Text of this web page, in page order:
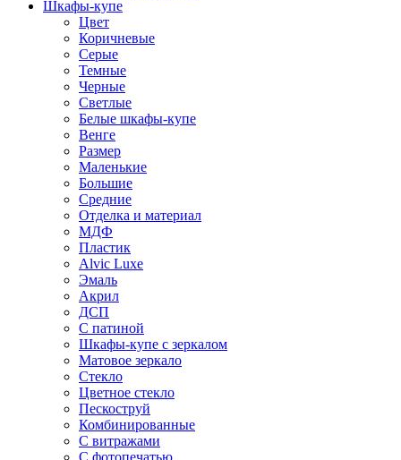
Шкафы-купе
Цвет
Коричневые
Серые
Темные
Черные
Светлые
Белые шкафы-купе
Венге
Размер
Маленькие
Большие
Средние
Отделка и материал
МДФ
Пластик
Alvic Luxe
Эмаль
Акрил
ДСП
С патиной
Шкафы-купе с зеркалом
Матовое зеркало
Стекло
Цветное стекло
Пескоструй
Комбинированные
С витражами
С фотопечатью